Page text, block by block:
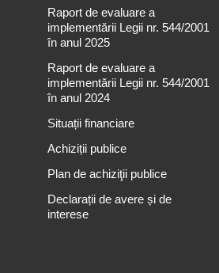
Raport de evaluare a
implementării Legii nr. 544/2001
în anul 2025
Raport de evaluare a
implementării Legii nr. 544/2001
în anul 2024
Situații financiare
Achiziții publice
Plan de achiziţii publice
Declarații de avere și de
interese